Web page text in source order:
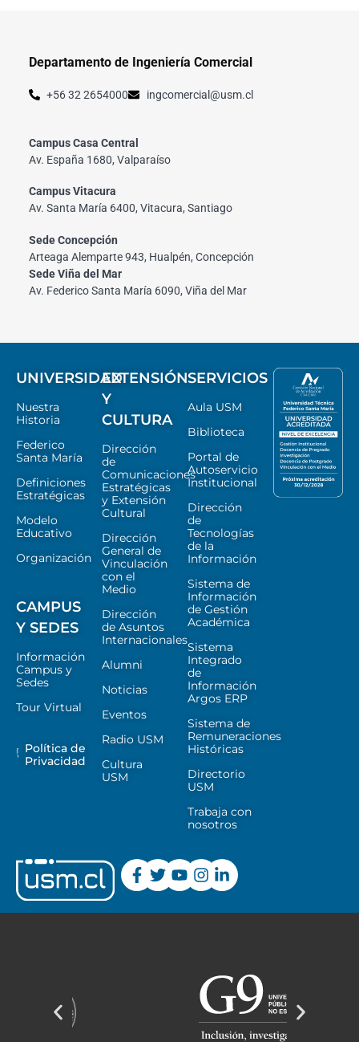
Departamento de Ingeniería Comercial
+56 32 2654000 ingcomercial@usm.cl
Campus Casa Central
Av. España 1680, Valparaíso
Campus Vitacura
Av. Santa María 6400, Vitacura, Santiago
Sede Concepción
Arteaga Alemparte 943, Hualpén, Concepción
Sede Viña del Mar
Av. Federico Santa María 6090, Viña del Mar
UNIVERSIDAD
Nuestra
Historia
Federico
Santa María
Definiciones
Estratégicas
Modelo
Educativo
Organización
CAMPUS
Y SEDES
Información
Campus y
Sedes
Tour Virtual
Política de
Privacidad
EXTENSIÓN
Y
CULTURA
Dirección
de
Comunicaciones
Estratégicas
y Extensión
Cultural
Dirección
General de
Vinculación
con el
Medio
Dirección
de Asuntos
Internacionales
Alumni
Noticias
Eventos
Radio USM
Cultura
USM
SERVICIOS
Aula USM
Biblioteca
Portal de
Autoservicio
Institucional
Dirección
de
Tecnologías
de la
Información
Sistema de
Información
de Gestión
Académica
Sistema
Integrado
de
Información
Argos ERP
Sistema de
Remuneraciones
Históricas
Directorio
USM
Trabaja con
nosotros